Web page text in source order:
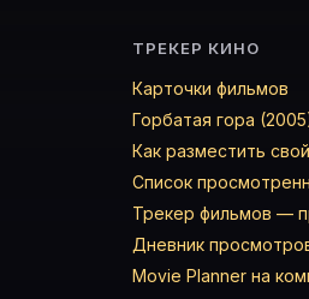
ТРЕКЕР КИНО
Карточки фильмов
Горбатая гора
Как разместить
Список
Трекер фильмов —
Дневник
Movie Planner на